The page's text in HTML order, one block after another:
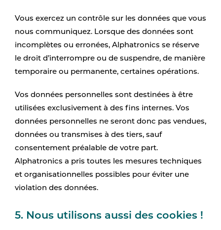
Vous exercez un contrôle sur les données que vous
nous communiquez. Lorsque des données sont
incomplètes ou erronées, Alphatronics se réserve
le droit d’interrompre ou de suspendre, de manière
temporaire ou permanente, certaines opérations.
Vos données personnelles sont destinées à être
utilisées exclusivement à des fins internes. Vos
données personnelles ne seront donc pas vendues,
données ou transmises à des tiers, sauf
consentement préalable de votre part.
Alphatronics a pris toutes les mesures techniques
et organisationnelles possibles pour éviter une
violation des données.
5. Nous utilisons aussi des cookies !